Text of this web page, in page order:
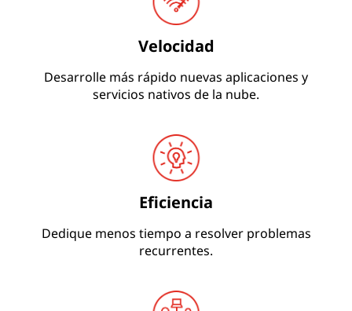
Velocidad
Desarrolle más rápido nuevas aplicaciones y
servicios nativos de la nube.
Eficiencia
Dedique menos tiempo a resolver problemas
recurrentes.